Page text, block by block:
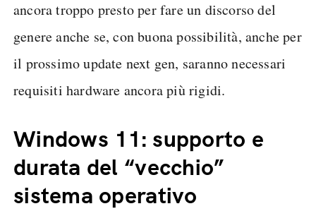
ancora troppo presto per fare un discorso del
genere anche se, con buona possibilità, anche per
il prossimo update next gen, saranno necessari
requisiti hardware ancora più rigidi.
Windows 11: supporto e
durata del “vecchio”
sistema operativo